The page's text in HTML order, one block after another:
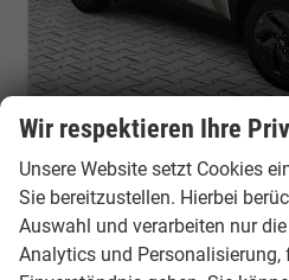
Hyundai TUCSON
1.6 T-Gdi HEV Black Line
Fahrzeug mit Tageszulassung
unverbindliche Lieferzeit: 10 Tage
Wir respektieren Ihre
Unsere Website setzt Cookies
Sie bereitzustellen. Hierbei
Auswahl und verarbeiten nur
Analytics und Personalisierung,